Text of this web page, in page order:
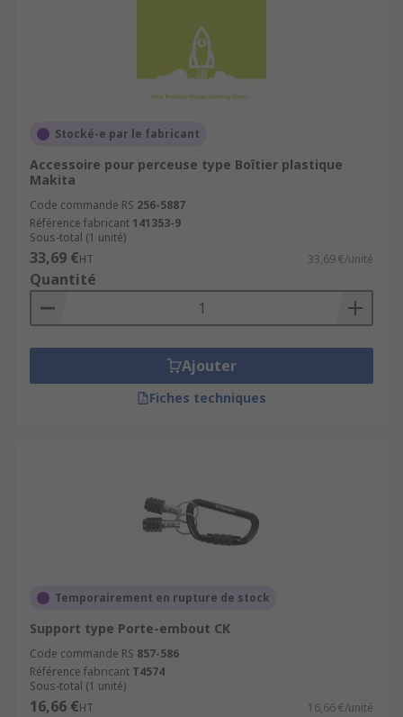
Stocké-e par le fabricant
Accessoire pour perceuse type Boîtier plastique
Makita
Code commande RS 256-5887
Référence fabricant 141353-9
Sous-total (1 unité)
33,69 €HT 33,69 €/unité
Quantité
Ajouter
Fiches techniques
Temporairement en rupture de stock
Support type Porte-embout CK
Code commande RS 857-586
Référence fabricant T4574
Sous-total (1 unité)
16,66 €HT 16,66 €/unité